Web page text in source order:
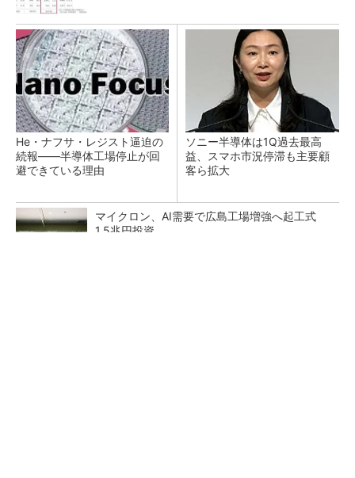
He・ナフサ・レジスト逼迫の
続報――半導体工場停止が回
避できている理由
ソニー半導体は1Q過去最高
益、スマホ市況停滞も主要顧
客ら拡大
マイクロン、AI需要で広島工場増強へ起工式
1.5兆円投資